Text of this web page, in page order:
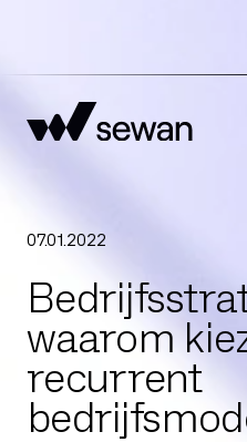
07.01.2022
waarom
recurrent